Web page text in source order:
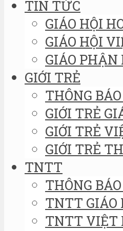
TIN TỨC
GIÁO HỘI
GIÁO HỘI
GIÁO
GIỚI TRẺ
THÔNG
GIỚI TRẺ
GIỚI TRẺ
GIỚI TRẺ
TNTT
THÔNG
TNTT GIÁO
TNTT VIỆT